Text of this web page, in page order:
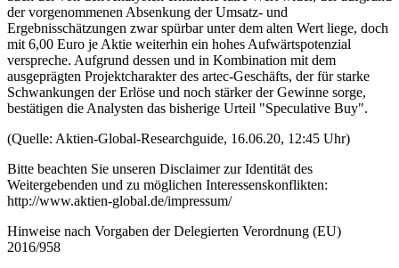
der vorgenommenen Absenkung der Umsatz- und
Ergebnisschätzungen zwar spürbar unter dem alten Wert liege, doch
mit 6,00 Euro je Aktie weiterhin ein hohes Aufwärtspotenzial
verspreche. Aufgrund dessen und in Kombination mit dem
ausgeprägten Projektcharakter des artec-Geschäfts, der für starke
Schwankungen der Erlöse und noch stärker der Gewinne sorge,
bestätigen die Analysten das bisherige Urteil "Speculative Buy".
(Quelle: Aktien-Global-Researchguide, 16.06.20, 12:45 Uhr)
Bitte beachten Sie unseren Disclaimer zur Identität des
Weitergebenden und zu möglichen Interessenskonflikten:
http://www.aktien-global.de/impressum/
Hinweise nach Vorgaben der Delegierten Verordnung (EU)
2016/958